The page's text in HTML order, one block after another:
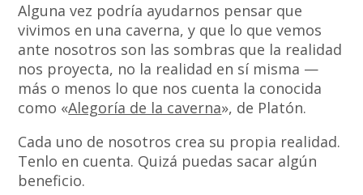
Alguna vez podría ayudarnos pensar que
vivimos en una caverna, y que lo que vemos
ante nosotros son las sombras que la realidad
nos proyecta, no la realidad en sí misma —
más o menos lo que nos cuenta la conocida
como «Alegoría de la caverna», de Platón.
Cada uno de nosotros crea su propia realidad.
Tenlo en cuenta. Quizá puedas sacar algún
beneficio.